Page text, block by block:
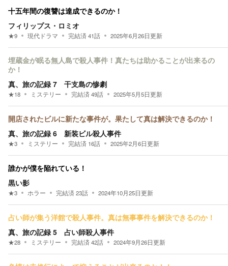
十五年間の復讐は達成できるのか！
フィリップス・ロミオ
★9 現代ドラマ 完結済41話 2025年6月26日更新
埋蔵金が眠る無人島で殺人事件！真たちは助かることが出来るの
か！
真、旅の記録 7 干支島の惨劇
★18 ミステリー 完結済49話 2025年5月5日更新
開店されたビルに新たな事件が。果たして真は解決できるのか！
真、旅の記録 6 新装ビル殺人事件
★3 ミステリー 完結済 16話 2025年2月6日更新
誰かが僕を陥れている！
黒い影
★3 ホラー 完結済23話 2024年10月25日更新
占い師が集う洋館で殺人事件。真は無事事件を解決できるのか！
真、旅の記録 5 占い師殺人事件
★28 ミステリー 完結済42話 2024年9月26日更新